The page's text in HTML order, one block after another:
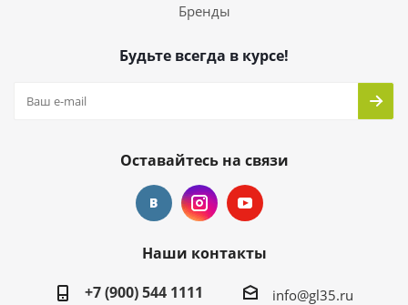
Бренды
Будьте всегда в курсе!
Оставайтесь на связи
Наши контакты
+7 (900) 544 1111
info@gl35.ru